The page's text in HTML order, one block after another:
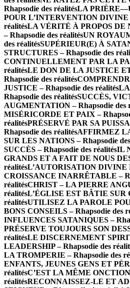
Rhapsodie des réalitésLA
POUR L’INTERVENTION DIVINE
réalitésLA VÉRITÉ À PROPOS DE
– Rhapsodie des réalitésUN
des réalitésSUPÉRIEUR(E) À
STRUCTURES – Rhapsodie des
CONTINUELLEMENT PAR LA
réalitésLE DON DE LA JUSTICE
Rhapsodie des réalités
JUSTICE – Rhapsodie des réalités
Rhapsodie des réalitésSUCCÈS,
AUGMENTATION – Rhapsodie des
MISÉRICORDE ET PAIX –
réalitésPRÉSERVÉ PAR SA
Rhapsodie des réalitésAFFIRMEZ
SUR LES NATIONS – Rhapsodie
SUCCÈS – Rhapsodie des réalitésIL
GRANDS ET A FAIT DE NOUS
réalitésL’AUTORISATION DIVINE
CROISSANCE INARRÊTABLE –
réalitésCHRIST – LA PIERRE
réalitésL’ÉGLISE EST BÂTIE SUR
réalitésUTILISEZ LA PAROLE
BONS CONSEILS – Rhapsodie des
INFLUENCES SATANIQUES –
PRÉSERVE TOUJOURS SON
réalitésLE DISCERNEMENT
LEADERSHIP – Rhapsodie des
LA TROMPERIE – Rhapsodie des
ENFANTS, JEUNES GENS ET
réalitésC’EST LA MÊME ONCTION
réalitésRECONNAISSEZ-LE ET